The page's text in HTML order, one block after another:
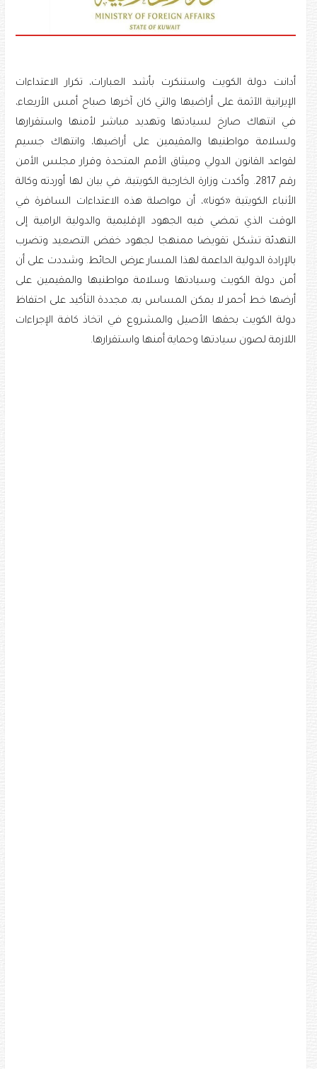
أدانت دولة الكويت واستنكرت بأشد العبارات، تكرار الاعتداءات
الإيرانية الآثمة على أراضيها والتي كان آخرها صباح أمس الأربعاء،
في انتهاك صارخ لسيادتها وتهديد مباشر لأمنها واستقرارها
ولسلامة مواطنيها والمقيمين على أراضيها، وانتهاك جسيم
لقواعد القانون الدولي وميثاق الأمم المتحدة وقرار مجلس الأمن
رقم 2817. وأكدت وزارة الخارجية الكويتية، في بيان لها أوردته وكالة
الأنباء الكويتية «كونا»، أن مواصلة هذه الاعتداءات السافرة في
الوقت الذي تمضي فيه الجهود الإقليمية والدولية الرامية إلى
التهدئة تشكل تقويضا ممنهجا لجهود خفض التصعيد وتضرب
بالإرادة الدولية الداعمة لهذا المسار عرض الحائط. وشددت على أن
أمن دولة الكويت وسيادتها وسلامة مواطنيها والمقيمين على
أرضها خط أحمر لا يمكن المساس به، مجددة التأكيد على احتفاظ
دولة الكويت بحقها الأصيل والمشروع في اتخاذ كافة الإجراءات
اللازمة لصون سيادتها وحماية أمنها واستقرارها.